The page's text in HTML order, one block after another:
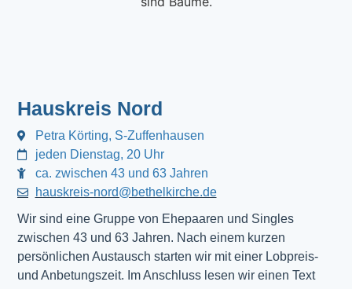
Hauskreis Nord
Petra Körting, S-Zuffenhausen
jeden Dienstag, 20 Uhr
ca. zwischen 43 und 63 Jahren
hauskreis-nord@bethelkirche.de
Wir sind eine Gruppe von Ehepaaren und Singles
zwischen 43 und 63 Jahren. Nach einem kurzen
persönlichen Austausch starten wir mit einer Lobpreis-
und Anbetungszeit. Im Anschluss lesen wir einen Text